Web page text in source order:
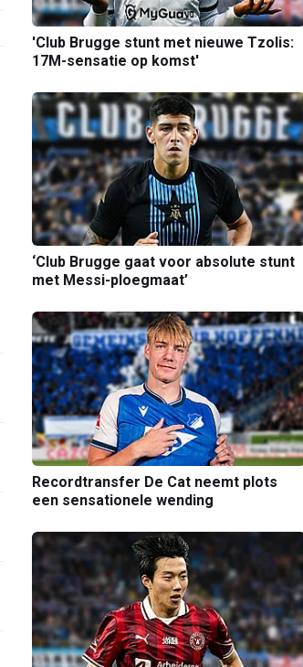
'Club Brugge stunt met nieuwe Tzolis:
17M-sensatie op komst'
‘Club Brugge gaat voor absolute stunt
met Messi-ploegmaat’
Recordtransfer De Cat neemt plots
een sensationele wending